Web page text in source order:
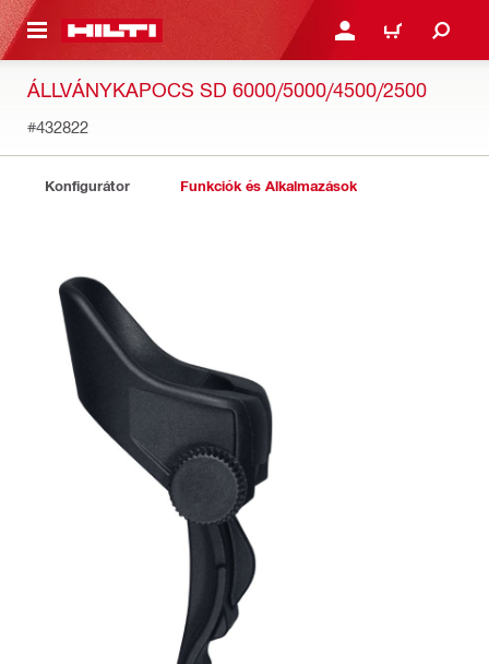
TARTALOMRA BEJELENTKEZÉS VAGY
KOSÁR
ÁLLVÁNYKAPOCS SD 6000/5000/4500/2500
#432822
Konfigurátor Funkciók és Alkalmazások